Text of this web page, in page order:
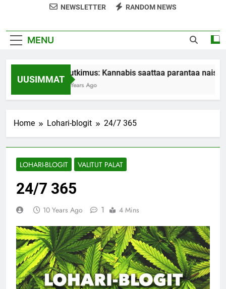
NEWSLETTER RANDOM NEWS
MENU
UUSIMMAT
Tutkimus: Kannabis saattaa parantaa
7 Years Ago
Home Lohari-blogit 24/7 365
LOHARI-BLOGIT VALITUT PALAT
24/7 365
10 Years Ago 1 4 Mins